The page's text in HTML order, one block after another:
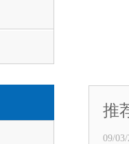
推
09/03/